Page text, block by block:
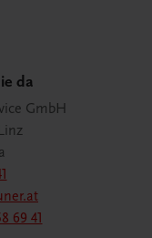
da
GmbH
69 41